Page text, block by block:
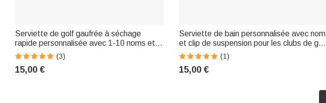
Serviette de golf gaufrée à séchage
rapide personnalisée avec 1-10 noms et
mousqueton Utilisation quotidienne Fête
des pères Anniversaire pour papa Joueurs
de golf
(3)
15,00 €
Serviette de bain personnalisée avec nom
et clip de suspension pour les clubs de golf
Activités de plein air Journée de jeu
Anniversaire Fête des pères Cadeau pour
les amateurs de golf Papa golfeur
(1)
15,00 €